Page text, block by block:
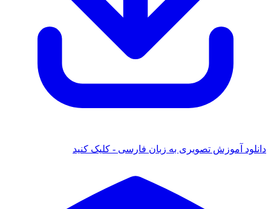
آموزش تصویری به زبان فارسی - کلیک کنید